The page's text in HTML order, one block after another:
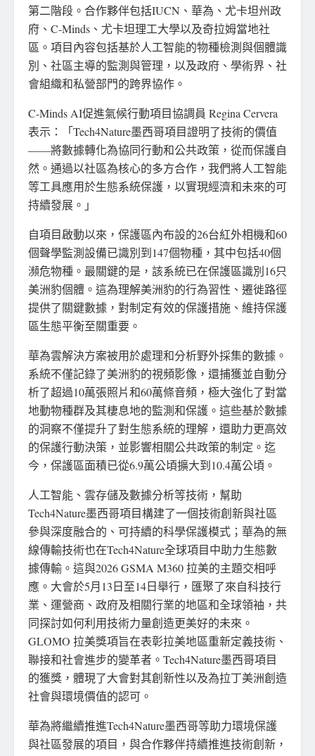
第二階段。合作夥伴包括IUCN、華為、尤卡坦州政
府、C-Minds、尤卡坦理工大學以及奇拉姆當地社
區。項目內容包括基於人工智能的物種檢測與個體識
別、社區主導的監測與管理，以及政府、學術界、社
會組織和私營部門的跨界協作。
C-Minds AI促進氣候行動項目協調員 Regina Cervera
表示：「Tech4Nature墨西哥項目證明了技術的價值
——將數據轉化為協同行動和公共政策，從而保護自
然。通過以社區為核心的多方合作，我們將人工智能
等工具應用於生態系統保護，以實現經濟和未來的可
持續發展。」
自項目啟動以來，保護區內布設的26台紅外相機和60
個聲學監測設備已識別到147個物種，其中包括40個
瀕危物種。最關鍵的是，該系統已在保護區識別16只
美洲豹個體。這為理解美洲豹的行為習性、遷徙路徑
提供了關鍵數據，對制定有效的保護措施、維持保護
區生態平衡至關重要。
華為雲解決方案被用於處理和分析野外採集的數據。
系統不僅記錄了美洲豹的視頻影像，還捕獲並自動分
析了超過10萬張照片和60萬條音頻，極大強化了對當
地動物種群及其棲息地的監測和保護。這些基於數據
的洞察不僅提升了對生態系統的理解，還助力更高效
的保護行動決策，並影響相關公共政策的制定。迄
今，保護區面積已從6.9萬公頃擴大到10.4萬公頃。
人工智能、雲存儲及數據分析等技術，幫助
Tech4Nature墨西哥項目構建了一個技術創新與社區
參與深度融合的、可持續的科學保護模式；華為的無
線傳輸技術也在Tech4Nature全球項目中助力生態數
據傳輸。這與2026 GSMA M360 拉美的主題交相呼
應。大會於5月13日至14日舉行，匯聚了來自科技行
業、運營商、政府及相關行業的地區和全球領袖，共
同探討如何利用技術力量創造更美好的未來。
GLOMO 拉美獎項旨在表彰拉美地區重新定義技術、
聯接和社會進步的變革者。Tech4Nature墨西哥項目
的獲獎，體現了大會對其創新性以及為拉丁美洲創造
社會與環境價值的認可。
華為將繼續推進Tech4Nature墨西哥等助力環境保護
與社區發展的項目，與合作夥伴持續推進技術創新，